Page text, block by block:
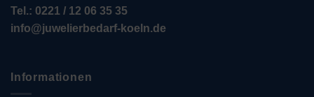
Tel.: 0221 / 12 06 35 35
info@juwelierbedarf-koeln.de
Informationen